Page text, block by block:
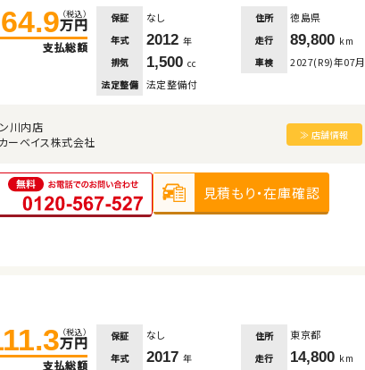
64.9 （税込）
万円
支払総額
保証 なし 住所 徳島県
年式 2012 年 走行 89,800 km
排気
1,500 cc 車検 2027(R9)年07月
法定整備 法定整備付
川内店
ーベイス株式会社
≫ 店舗情報
見積もり・在庫確認
（税込）
万円
支払総額
保証 なし 住所 東京都
年式 2017 年 走行 14,800 km